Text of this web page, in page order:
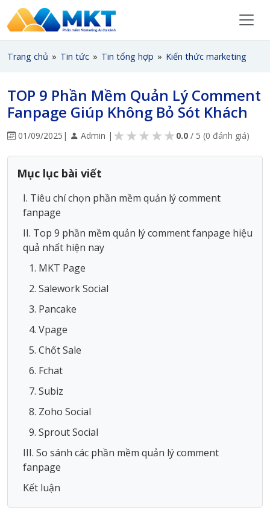
Trang chủ » Tin tức » Tin tổng hợp » Kiến thức marketing
TOP 9 Phần Mềm Quản Lý Comment
Fanpage Giúp Không Bỏ Sót Khách
01/09/2025 | Admin | ★
★
★
★
★ 0.0 / 5 (0 đánh giá)
Mục lục bài viết
I. Tiêu chí chọn phần mềm quản lý comment
fanpage
II. Top 9 phần mềm quản lý comment fanpage hiệu
quả nhất hiện nay
1. MKT Page
2. Salework Social
3. Pancake
4. Vpage
5. Chốt Sale
6. Fchat
7. Subiz
8. Zoho Social
9. Sprout Social
III. So sánh các phần mềm quản lý comment
fanpage
Kết luận